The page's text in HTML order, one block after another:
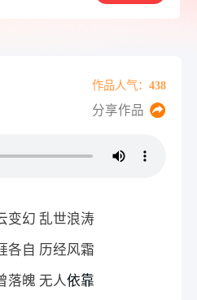
作品人气：438
分享作品
变幻 乱世浪涛
各自 历经风霜
落魄 无人依靠